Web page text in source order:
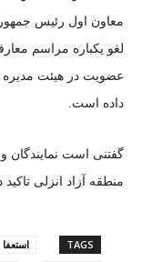
معاون اول رئیس
لغو یکباره مراسم
عضویت در هیئت مدیره
داده است.
گفتنی است نمایندگان
منطقه آزاد انزلی تاکید
TAGS استعفا